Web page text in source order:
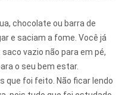
chocolate ou barra de
e saciam a fome. Você já
vazio não para em pé,
o seu bem estar.
que foi feito. Não ficar lendo